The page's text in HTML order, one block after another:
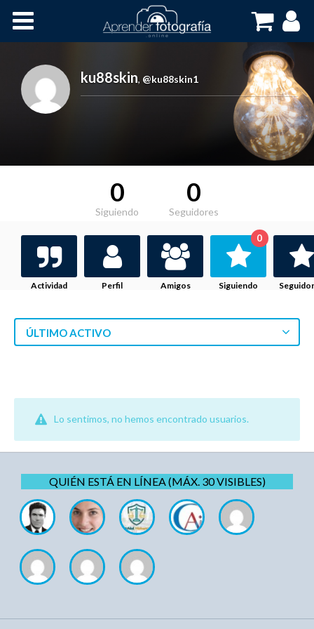
Cursos OnLine
ku88skin, @ku88skin1
0
Siguiendo
0
Seguidores
Actividad Perfil Amigos Siguiendo
0
ÚLTIMO ACTIVO
Lo sentimos, no hemos encontrado usuarios.
QUIÉN ESTÁ EN LÍNEA (MÁX. 30 VISIBLES)